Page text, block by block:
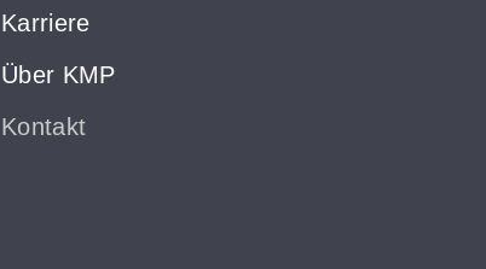
Karriere
Über KMP
Kontakt